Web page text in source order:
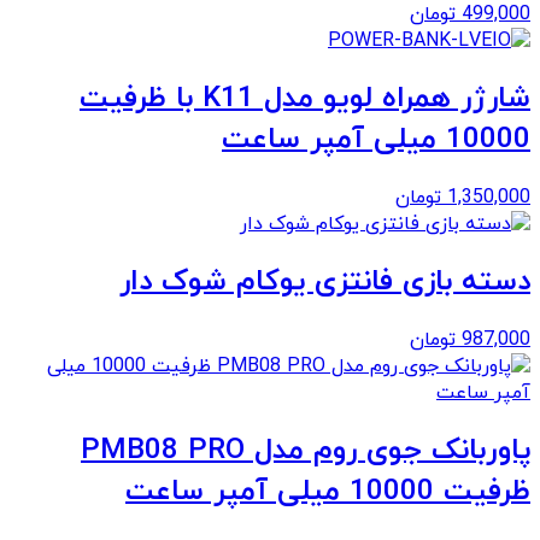
499,000 تومان
شارژر همراه لویو مدل K11 با ظرفیت
10000 میلی آمپر ساعت
1,350,000 تومان
دسته بازی فانتزی یوکام شوک دار
987,000 تومان
پاوربانک جوی روم مدل PMB08 PRO
ظرفیت 10000 میلی آمپر ساعت